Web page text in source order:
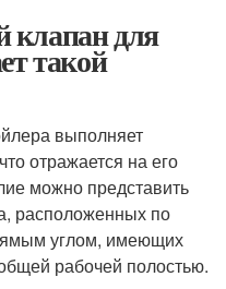
клапан для
такой
выполняет
отражается на его
можно представить
расположенных по
углом, имеющих
рабочей полостью.